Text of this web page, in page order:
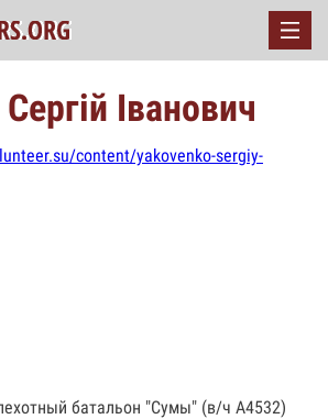
Іванович
content/yakovenko-sergiy-
батальон "Сумы" (в/ч А4532)